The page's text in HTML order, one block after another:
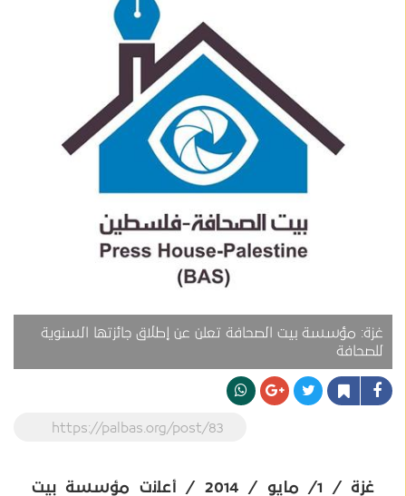
غزة: مؤسسة بيت الصحافة تعلن عن إطلاق جائزتها السنوية
للصحافة
https://palbas.org/post/83
غزة / 1/ مايو / 2014 / أﻋﻠﻧت مؤسسة بيت